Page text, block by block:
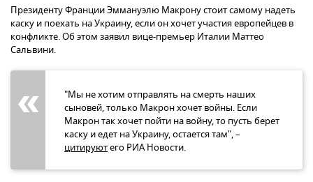
Президенту Франции Эммануэлю Макрону стоит самому надеть
каску и поехать на Украину, если он хочет участия европейцев в
конфликте. Об этом заявил вице-премьер Италии Маттео
Сальвини.
"Мы не хотим отправлять на смерть наших
сыновей, только Макрон хочет войны. Если
Макрон так хочет пойти на войну, то пусть берет
каску и едет на Украину, остается там", –
цитируютего РИА Новости.